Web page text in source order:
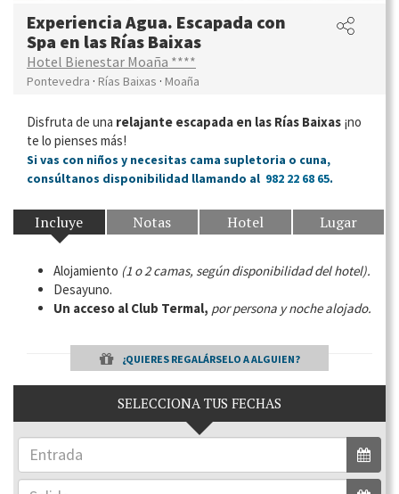
Experiencia Agua. Escapada con
Spa en las Rías Baixas
Hotel Bienestar Moaña ****
Pontevedra · Rías Baixas · Moaña
Disfruta de una relajante escapada en las Rías Baixas ¡no
te lo pienses más!
Si vas con niños y necesitas cama supletoria o cuna,
consúltanos disponibilidad llamando al 982 22 68 65.
Incluye Notas Hotel Lugar
Alojamiento (1 o 2 camas, según disponibilidad del hotel).
Desayuno.
Un acceso al Club Termal, por persona y noche alojado.
¿QUIERES REGALÁRSELO A ALGUIEN?
SELECCIONA TUS FECHAS